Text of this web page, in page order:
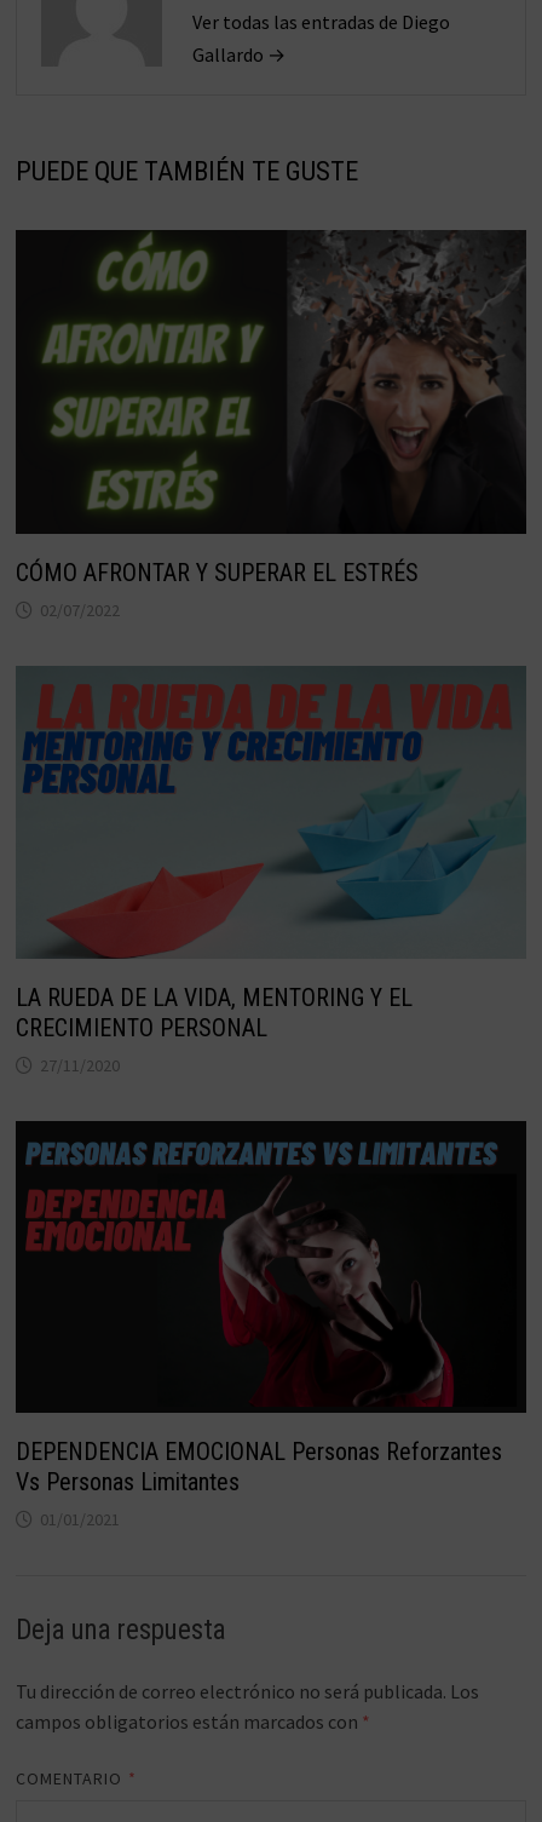
Ver todas las entradas de Diego
Gallardo →
PUEDE QUE TAMBIÉN TE GUSTE
CÓMO AFRONTAR Y SUPERAR EL ESTRÉS
02/07/2022
LA RUEDA DE LA VIDA, MENTORING Y EL
CRECIMIENTO PERSONAL
27/11/2020
DEPENDENCIA EMOCIONAL Personas Reforzantes
Vs Personas Limitantes
01/01/2021
Deja una respuesta
Tu dirección de correo electrónico no será publicada. Los
campos obligatorios están marcados con *
COMENTARIO *